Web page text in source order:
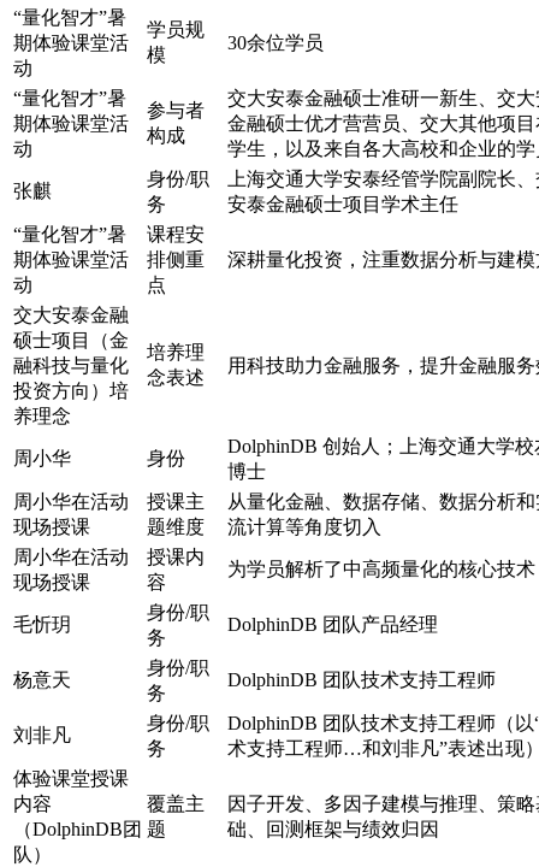
“量化智才”暑
期体验课堂活
动
学员规
模
30余位学员
“量化智才”暑
期体验课堂活
动
参与者
构成
交大安泰金融硕士准研一新生、交
金融硕士优才营营员、交大其他项
学生，以及来自各大高校和企业的学
张麒
身份/职
务
上海交通大学安泰经管学院副院长
安泰金融硕士项目学术主任
“量化智才”暑
期体验课堂活
动
课程安
排侧重
点
深耕量化投资，注重数据分析与建
交大安泰金融
硕士项目（金
融科技与量化
投资方向）培
养理念
培养理
念表述
用科技助力金融服务，提升金融服
周小华 身份
DolphinDB 创始人；上海交通大学校
博士
周小华在活动
现场授课
授课主
题维度
从量化金融、数据存储、数据分析
流计算等角度切入
周小华在活动
现场授课
授课内
容
为学员解析了中高频量化的核心技术
毛忻玥
身份/职
务
DolphinDB 团队产品经理
杨意天
身份/职
务
DolphinDB 团队技术支持工程师
刘非凡
身份/职
务
DolphinDB 团队技术支持工程师（以
术支持工程师…和刘非凡”表述出现
体验课堂授课
内容
（DolphinDB团
队）
覆盖主
题
因子开发、多因子建模与推理、策略
础、回测框架与绩效归因